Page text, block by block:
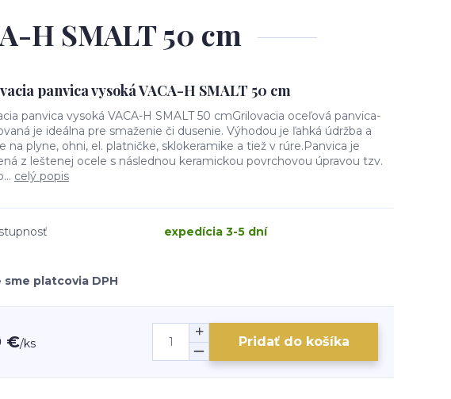
H SMALT 50 cm
panvica vysoká VACA-H SMALT 50 cm
panvica vysoká VACA-H SMALT 50 cmGrilovacia oceľová panvica-
je ideálna pre smaženie či dusenie. Výhodou je ľahká údržba a
na plyne, ohni, el. platničke, sklokeramike a tiež v rúre.Panvica je
z leštenej ocele s následnou keramickou povrchovou úpravou tzv.
celý popis
expedícia 3-5 dní
sme platcovia DPH
€/ks Pridať do košíka